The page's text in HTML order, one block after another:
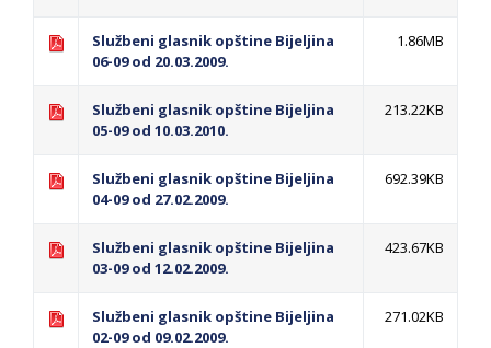
Službeni glasnik opštine Bijeljina
06-09 od 20.03.2009.
1.86MB
Službeni glasnik opštine Bijeljina
05-09 od 10.03.2010.
213.22KB
Službeni glasnik opštine Bijeljina
04-09 od 27.02.2009.
692.39KB
Službeni glasnik opštine Bijeljina
03-09 od 12.02.2009.
423.67KB
Službeni glasnik opštine Bijeljina
02-09 od 09.02.2009.
271.02KB